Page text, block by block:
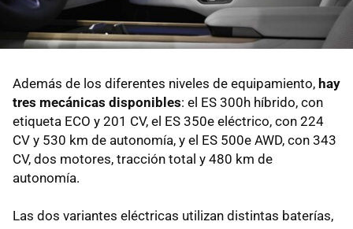
Además de los diferentes niveles de equipamiento, hay
tres mecánicas disponibles: el ES 300h híbrido, con
etiqueta ECO y 201 CV, el ES 350e eléctrico, con 224
CV y 530 km de autonomía, y el ES 500e AWD, con 343
CV, dos motores, tracción total y 480 km de
autonomía.
Las dos variantes eléctricas utilizan distintas baterías,